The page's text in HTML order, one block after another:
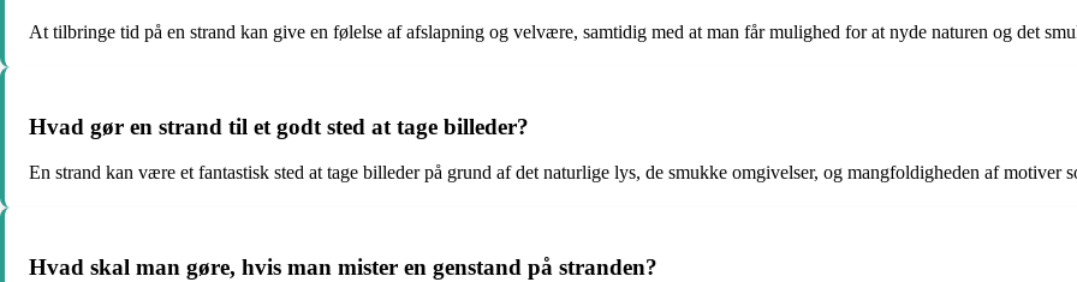
At tilbringe tid på en strand kan give en følelse af afslapning og velvære, samtidig med at man får mulighed for at nyde naturen og det
Hvad gør en strand til et godt sted at tage billeder?
En strand kan være et fantastisk sted at tage billeder på grund af det naturlige lys, de smukke omgivelser, og mangfoldigheden af motiver
Hvad skal man gøre, hvis man mister en genstand på stranden?